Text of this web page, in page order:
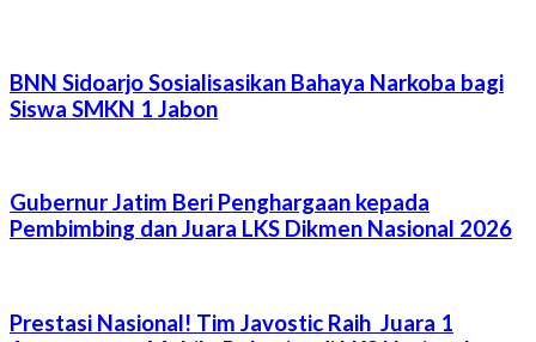
BNN Sidoarjo Sosialisasikan Bahaya Narkoba bagi
Siswa SMKN 1 Jabon
Gubernur Jatim Beri Penghargaan kepada
Pembimbing dan Juara LKS Dikmen Nasional 2026
Prestasi Nasional! Tim Javostic Raih Juara 1